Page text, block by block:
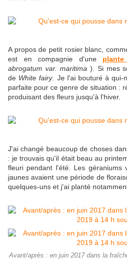
A propos de petit rosier blanc,
est en compagnie d'une
abrogatum var. maritima ). Si mes
de White fairy. Je l'ai bouturé à qui-
parfaite pour ce genre de situation :
produisant des fleurs jusqu'à l'hiver.
J'ai changé beaucoup de choses
: je trouvais qu'il était beau au
fleuri pendant l'été. Les géraniums
jaunes avaient une période de
quelques-uns et j'ai planté
Avant/après : en juin 2017 dans la